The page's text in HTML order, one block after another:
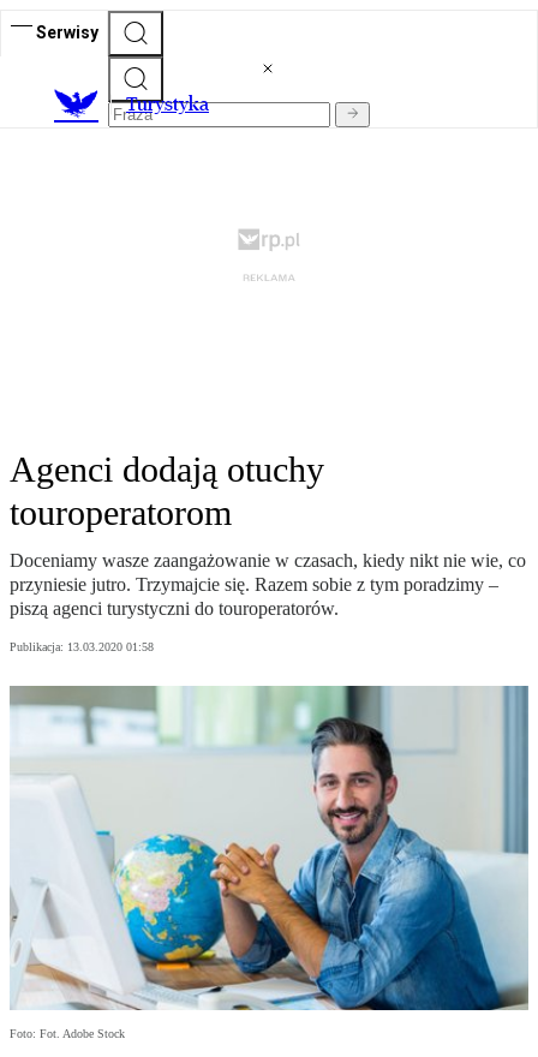
Serwisy
Turystyka
Agenci dodają otuchy
touroperatorom
Doceniamy wasze zaangażowanie w czasach, kiedy nikt nie wie, co
przyniesie jutro. Trzymajcie się. Razem sobie z tym poradzimy –
piszą agenci turystyczni do touroperatorów.
Publikacja: 13.03.2020 01:58
Foto: Fot. Adobe Stock